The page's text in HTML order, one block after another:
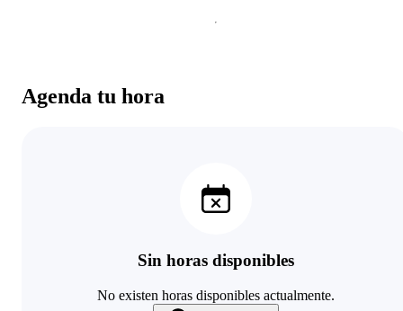
Agenda tu hora
Sin horas disponibles
No existen horas disponibles actualmente.